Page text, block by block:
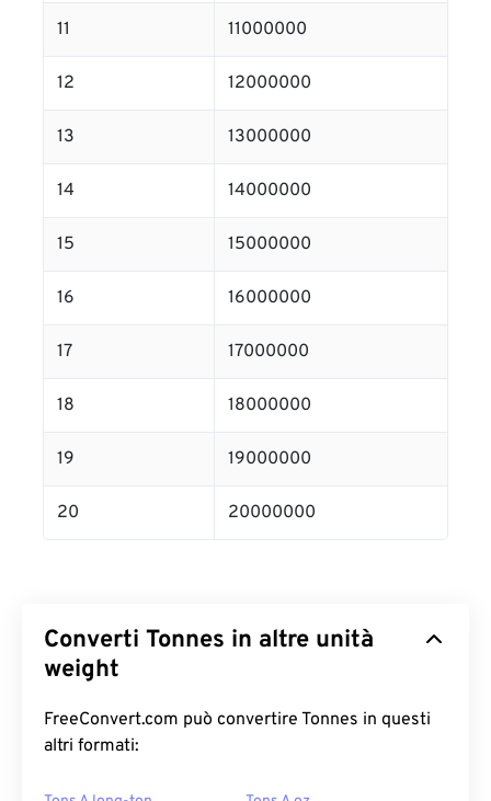
11 11000000
12 12000000
13 13000000
14 14000000
15 15000000
16 16000000
17 17000000
18 18000000
19 19000000
20 20000000
Converti Tonnes in altre unità
weight
FreeConvert.com può convertire Tonnes in questi
altri formati: